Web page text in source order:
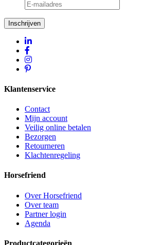
Inschrijven
Klantenservice
Contact
Mijn account
Veilig online betalen
Bezorgen
Retourneren
Klachtenregeling
Horsefriend
Over Horsefriend
Over team
Partner login
Agenda
Productcategorieën